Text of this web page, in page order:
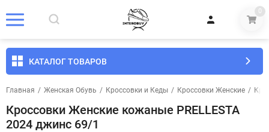
0
КАТАЛОГ ТОВАРОВ
Главная / Женская Обувь / Кроссовки и Кеды / Кроссовки Женские /
Кроссовки Женские кожаные PRELLESTA
2024 джинс 69/1